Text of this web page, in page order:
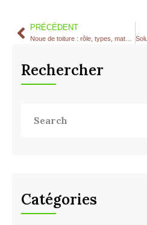
PRÉCÉDENT
Rechercher
Catégories